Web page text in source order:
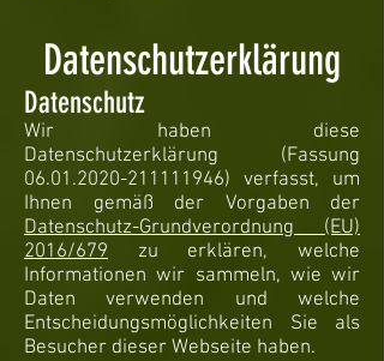
Datenschutzerklärung
Datenschutz
Wir haben diese
Datenschutzerklärung (Fassung
06.01.2020-211111946) verfasst, um
Ihnen gemäß der Vorgaben der
Datenschutz-Grundverordnung (EU)
2016/679 zu erklären, welche
Informationen wir sammeln, wie wir
Daten verwenden und welche
Entscheidungsmöglichkeiten Sie als
Besucher dieser Webseite haben.